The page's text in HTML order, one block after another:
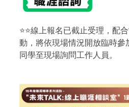
⭐⭐線上報名已截止受理，配
動，將依現場情況開放臨時參
同學至現場詢問工作人員。